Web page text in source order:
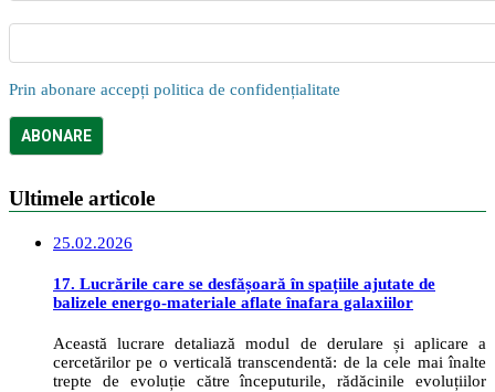
Prin abonare accepți politica de confidențialitate
Ultimele articole
25.02.2026
17. Lucrările care se desfășoară în spațiile ajutate de
balizele energo-materiale aflate înafara galaxiilor
Această lucrare detaliază modul de derulare și aplicare a
cercetărilor pe o verticală transcendentă: de la cele mai înalte
trepte de evoluție către începuturile, rădăcinile evoluțiilor